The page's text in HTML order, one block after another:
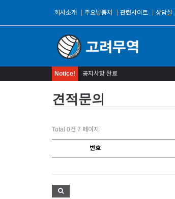
회사소개 주요납품처 관련사이트 상담실
Notice! 공지사항 완료
견적문의
Total 0건 7 페이지
번호